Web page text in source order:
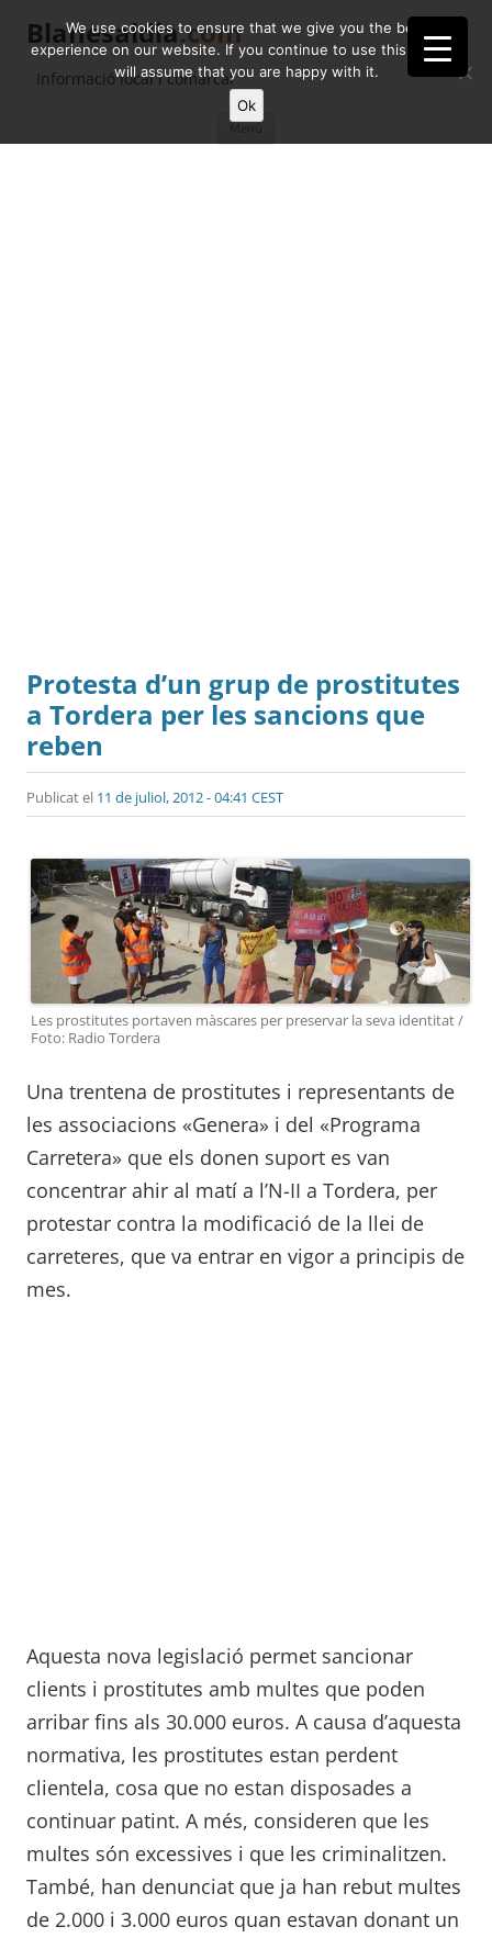
Blanesaldia.com
Informació local i comarcal
contingut
Protesta d’un grup de prostitutes
a Tordera per les sancions que
reben
Publicat el 11 de juliol, 2012 - 04:41 CEST
Les prostitutes portaven màscares per preservar la seva identitat /
Foto: Radio Tordera
Una trentena de prostitutes i representants de
les associacions «Genera» i del «Programa
Carretera» que els donen suport es van
concentrar ahir al matí a l’N-II a Tordera, per
protestar contra la modificació de la llei de
carreteres, que va entrar en vigor a principis de
mes.
Aquesta nova legislació permet sancionar
clients i prostitutes amb multes que poden
arribar fins als 30.000 euros. A causa d’aquesta
normativa, les prostitutes estan perdent
clientela, cosa que no estan disposades a
continuar patint. A més, consideren que les
multes són excessives i que les criminalitzen.
També, han denunciat que ja han rebut multes
de 2.000 i 3.000 euros quan estavan donant un
We use cookies to ensure that we give you the best
experience on our website. If you continue to use this site we
will assume that you are happy with it.
Ok